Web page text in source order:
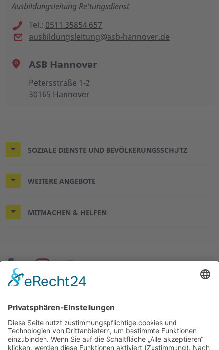
Ausbildungsleitung Rettungsdienst
Tel.: 0511 35854 657
ausbildungsleitung@asb-hannover.de
ASB Hannover
Petersstraße 1-2
30165 Hannover
SOZIALE DIENSTE UND BEVÖLKERUNGSSCHUTZ
WEITERE ANGEBOTE
MITMACHEN & HELFEN
© 2026 ASB Hannover-Stadt
Impressum
Datenschutz